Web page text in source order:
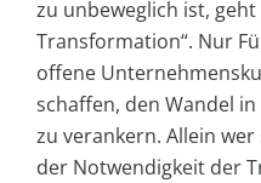
zu unbeweglich ist, geht
Transformation“. Nur
offene
schaffen, den Wandel
zu verankern. Allein
der Notwendigkeit der